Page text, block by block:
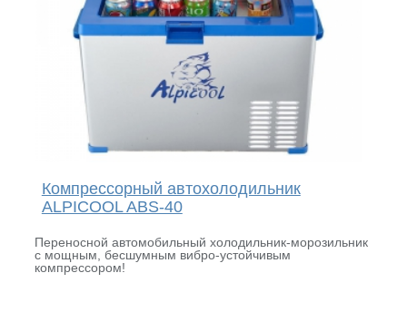
Компрессорный автохолодильник
ALPICOOL ABS-40
Переносной автомобильный холодильник-морозильник
с мощным, бесшумным вибро-устойчивым
компрессором!